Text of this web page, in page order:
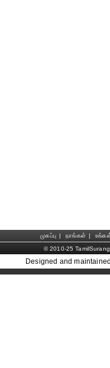
முகப்பு | நாங்கள் |
© 2010-25
Designed and